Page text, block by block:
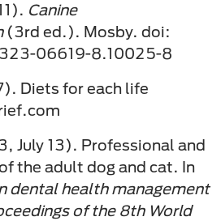
Canine
(3rd ed.). Mosby. doi:
06619-8.10025-8
Diets for each life
July 13). Professional and
the adult dog and cat. In
dental health management
of the 8th World